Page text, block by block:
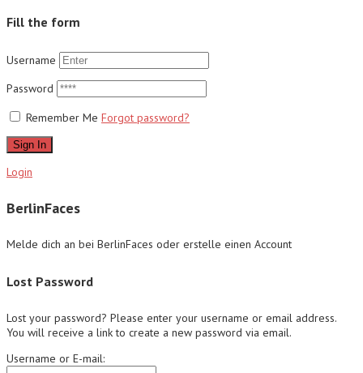
Fill the form
Username
Password
Remember Me Forgot password?
Sign In
Login
BerlinFaces
Melde dich an bei BerlinFaces oder erstelle einen Account
Lost Password
Lost your password? Please enter your username or email address.
You will receive a link to create a new password via email.
Username or E-mail: